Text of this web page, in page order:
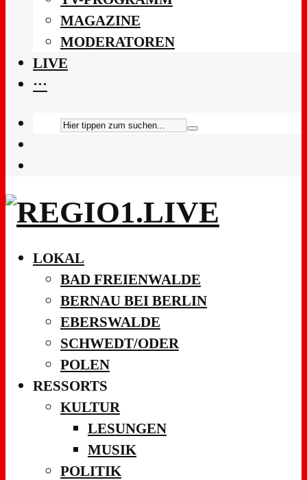
MAGAZINE
MODERATOREN
LIVE
···
LOKAL
BAD FREIENWALDE
BERNAU BEI BERLIN
EBERSWALDE
SCHWEDT/ODER
POLEN
RESSORTS
KULTUR
LESUNGEN
MUSIK
POLITIK